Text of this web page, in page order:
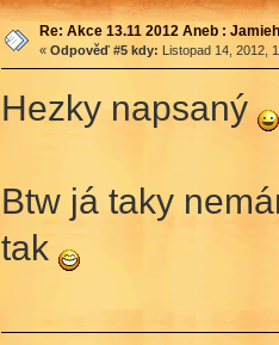
Re: Akce 13.11 2012 Aneb :
« Odpověď #5 kdy: Listopad 14, 2012,
Hezky napsaný
Btw já taky
tak